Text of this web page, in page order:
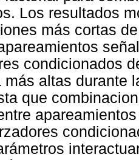
Los resultados
más cortas
condicionados
más altas durante
que